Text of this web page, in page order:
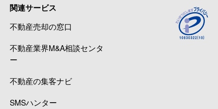
関連サービス
不動産売却の窓口
不動産業界M&A相談センタ
ー
不動産の集客ナビ
SMSハンター